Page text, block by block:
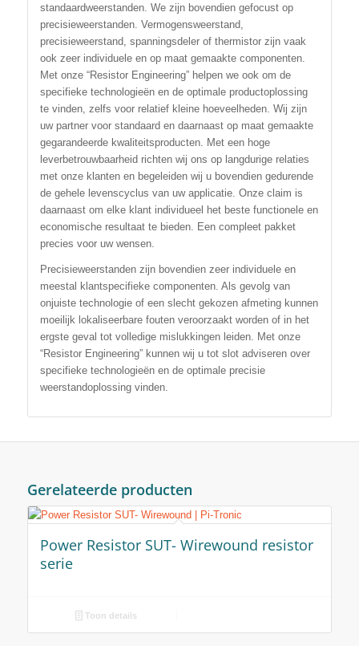
standaardweerstanden. We zijn bovendien gefocust op
precisieweerstanden. Vermogensweerstand,
precisieweerstand, spanningsdeler of thermistor zijn vaak
ook zeer individuele en op maat gemaakte componenten.
Met onze “Resistor Engineering” helpen we ook om de
specifieke technologieën en de optimale productoplossing
te vinden, zelfs voor relatief kleine hoeveelheden. Wij zijn
uw partner voor standaard en daarnaast op maat gemaakte
gegarandeerde kwaliteitsproducten. Met een hoge
leverbetrouwbaarheid richten wij ons op langdurige relaties
met onze klanten en begeleiden wij u bovendien gedurende
de gehele levenscyclus van uw applicatie. Onze claim is
daarnaast om elke klant individueel het beste functionele en
economische resultaat te bieden. Een compleet pakket
precies voor uw wensen.
Precisieweerstanden zijn bovendien zeer individuele en
meestal klantspecifieke componenten. Als gevolg van
onjuiste technologie of een slecht gekozen afmeting kunnen
moeilijk lokaliseerbare fouten veroorzaakt worden of in het
ergste geval tot volledige mislukkingen leiden. Met onze
“Resistor Engineering” kunnen wij u tot slot adviseren over
specifieke technologieën en de optimale precisie
weerstandoplossing vinden.
Gerelateerde producten
Power Resistor SUT- Wirewound resistor
serie
Toon details